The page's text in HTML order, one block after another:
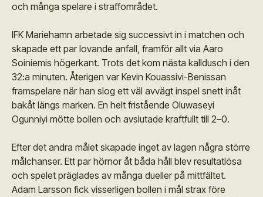
och många spelare i straffområdet.
IFK Mariehamn arbetade sig successivt in i matchen och
skapade ett par lovande anfall, framför allt via Aaro
Soiniemis högerkant. Trots det kom nästa kalldusch i den
32:a minuten. Återigen var Kevin Kouassivi-Benissan
framspelare när han slog ett väl avvägt inspel snett inåt
bakåt längs marken. En helt fristående Oluwaseyi
Ogunniyi mötte bollen och avslutade kraftfullt till 2–0.
Efter det andra målet skapade inget av lagen några större
målchanser. Ett par hörnor åt båda håll blev resultatlösa
och spelet präglades av många dueller på mittfältet.
Adam Larsson fick visserligen bollen i mål strax före